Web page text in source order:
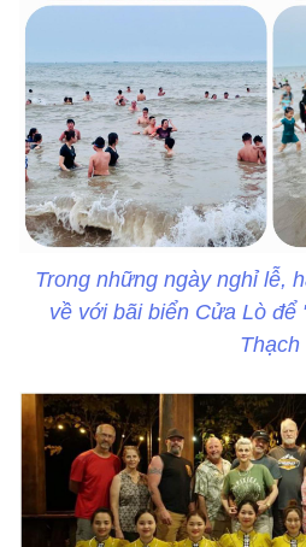
Trong những ngày nghỉ lễ,
về với bãi biển Cửa Lò để
Thạch